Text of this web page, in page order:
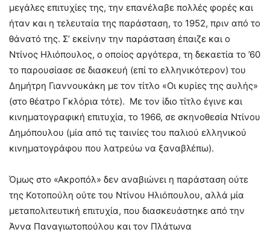
μεγάλες επιτυχίες της, την επανέλαβε πολλές φορές και
ήταν και η τελευταία της παράσταση, το 1952, πριν από το
θάνατό της. Σ’ εκείνην την παράσταση έπαιζε και ο
Ντίνος Ηλιόπουλος, ο οποίος αργότερα, τη δεκαετία το ’60
το παρουσίασε σε διασκευή (επί το ελληνικότερον) του
Δημήτρη Γιαννουκάκη με τον τίτλο «Οι κυρίες της αυλής»
(στο θέατρο Γκλόρια τότε). Με τον ίδιο τίτλο έγινε και
κινηματογραφική επιτυχία, το 1966, σε σκηνοθεσία Ντίνου
Δημόπουλου (μία από τις ταινίες του παλιού ελληνικού
κινηματογράφου που λατρεύω να ξαναβλέπω).
Όμως στο «Ακροπόλ» δεν αναβιώνει η παράσταση ούτε
της Κοτοπούλη ούτε του Ντίνου Ηλιόπουλου, αλλά μία
μεταπολιτευτική επιτυχία, που διασκευάστηκε από την
Άννα Παναγιωτοπούλου και τον Πλάτωνα